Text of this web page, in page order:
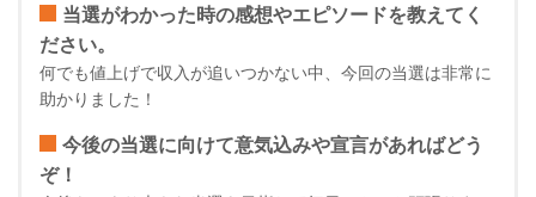
当選がわかった時の感想やエピソードを教えてく
ださい。
何でも値上げで収入が追いつかない中、今回の当選は非常に
助かりました！
今後の当選に向けて意気込みや宣言があればどう
ぞ！